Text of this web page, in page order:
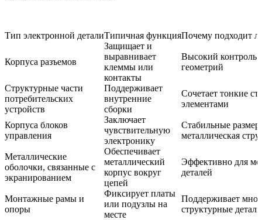
Тип электронной деталиТипичная функцияПочему подходит
Корпуса разъемов
Защищает и
выравнивает
клеммы или
контакты
Высокий контроль
геометрий
Структурные части
потребительских
устройств
Поддерживает
внутренние
сборки
Сочетает тонкие
элементами
Корпуса блоков
управления
Заключает
чувствительную
электронику
Стабильные
металлическая
Металлические
оболочки, связанные с
экранированием
Обеспечивает
металлический
корпус вокруг
цепей
Эффективно для
деталей
Монтажные рамы и
опоры
Фиксирует платы
или подузлы на
месте
Поддерживает
структурные